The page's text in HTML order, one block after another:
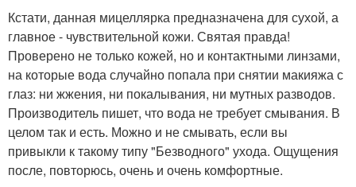
Кстати, данная мицеллярка предназначена для сухой, а
главное - чувствительной кожи. Святая правда!
Проверено не только кожей, но и контактными линзами,
на которые вода случайно попала при снятии макияжа с
глаз: ни жжения, ни покалывания, ни мутных разводов.
Производитель пишет, что вода не требует смывания. В
целом так и есть. Можно и не смывать, если вы
привыкли к такому типу "Безводного" ухода. Ощущения
после, повторюсь, очень и очень комфортные.